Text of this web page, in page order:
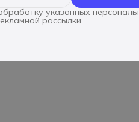
указанных
рассылки